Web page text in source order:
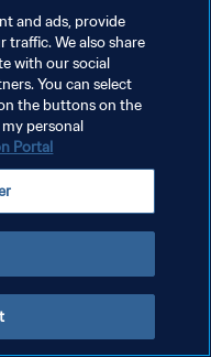
سياسة الخصوصية
شروط الخدمة
إدارة تفضيلات ملفات تعريف الارتباط
and ads, provide
traffic. We also share
with our social
You can select
the buttons on the
personal
Portal